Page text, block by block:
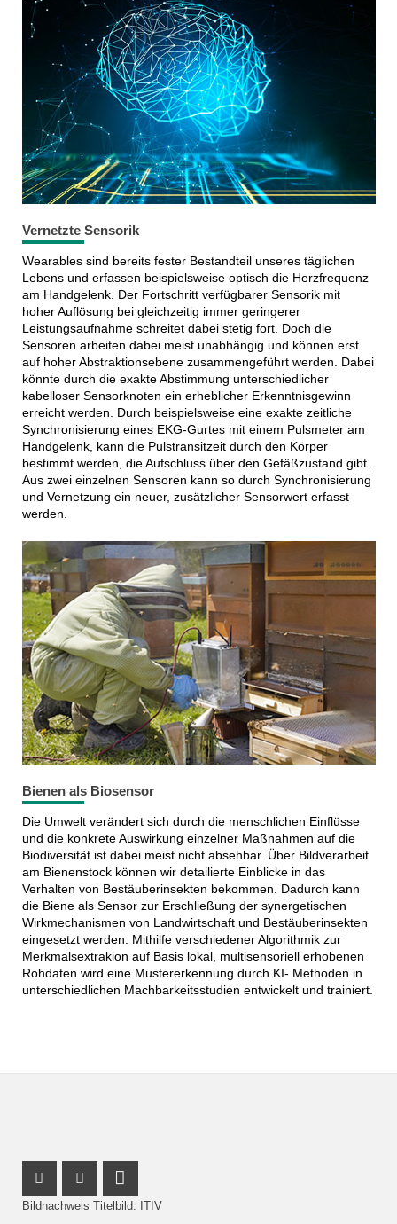
Vernetzte Sensorik
Wearables sind bereits fester Bestandteil unseres täglichen
Lebens und erfassen beispielsweise optisch die Herzfrequenz
am Handgelenk. Der Fortschritt verfügbarer Sensorik mit
hoher Auflösung bei gleichzeitig immer geringerer
Leistungsaufnahme schreitet dabei stetig fort. Doch die
Sensoren arbeiten dabei meist unabhängig und können erst
auf hoher Abstraktionsebene zusammengeführt werden. Dabei
könnte durch die exakte Abstimmung unterschiedlicher
kabelloser Sensorknoten ein erheblicher Erkenntnisgewinn
erreicht werden. Durch beispielsweise eine exakte zeitliche
Synchronisierung eines EKG-Gurtes mit einem Pulsmeter am
Handgelenk, kann die Pulstransitzeit durch den Körper
bestimmt werden, die Aufschluss über den Gefäßzustand gibt.
Aus zwei einzelnen Sensoren kann so durch Synchronisierung
und Vernetzung ein neuer, zusätzlicher Sensorwert erfasst
werden.
Bienen als Biosensor
Die Umwelt verändert sich durch die menschlichen Einflüsse
und die konkrete Auswirkung einzelner Maßnahmen auf die
Biodiversität ist dabei meist nicht absehbar. Über Bildverarbeit
am Bienenstock können wir detailierte Einblicke in das
Verhalten von Bestäuberinsekten bekommen. Dadurch kann
die Biene als Sensor zur Erschließung der synergetischen
Wirkmechanismen von Landwirtschaft und Bestäuberinsekten
eingesetzt werden. Mithilfe verschiedener Algorithmik zur
Merkmalsextrakion auf Basis lokal, multisensoriell erhobenen
Rohdaten wird eine Mustererkennung durch KI- Methoden in
unterschiedlichen Machbarkeitsstudien entwickelt und trainiert.
Instagram Profil
Facebook Profil
LinkedIn Profil
Bildnachweis Titelbild: ITIV